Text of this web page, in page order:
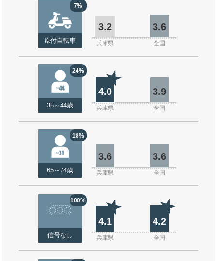
7%
原付自転車
3.2 3.6
兵庫県 全国
24%
35～44歳
4.0 3.9
兵庫県 全国
18%
65～74歳
3.6 3.6
兵庫県 全国
100%
信号なし
4.1 4.2
兵庫県 全国